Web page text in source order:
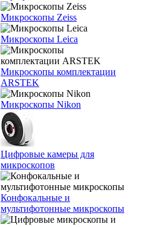
Микроскопы Zeiss
Микроскопы Leica
Микроскопы комплектации
ARSTEK
Микроскопы Nikon
Цифровые камеры для
микроскопов
Конфокальные и
мультифотонные микроскопы